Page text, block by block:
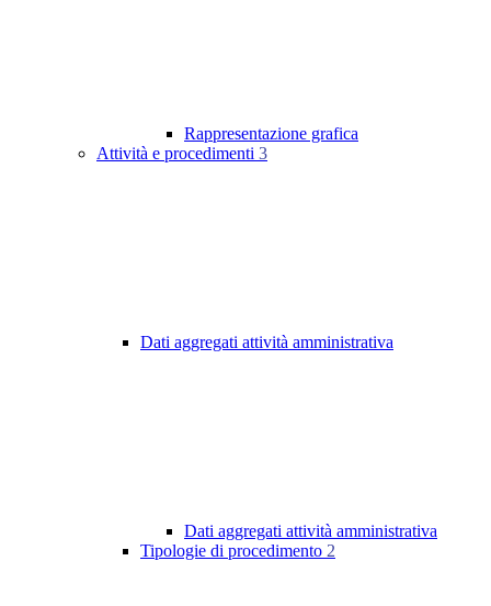
Rappresentazione grafica
Attività e procedimenti 3
Dati aggregati attività amministrativa
Dati aggregati attività amministrativa
Tipologie di procedimento 2